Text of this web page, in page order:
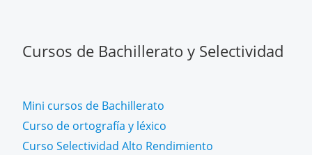
Cursos de Bachillerato y Selectividad
Mini cursos de Bachillerato
Curso de ortografía y léxico
Curso Selectividad Alto Rendimiento